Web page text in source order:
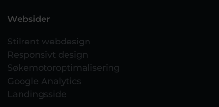
Websider
Stilrent webdesign
Responsivt design
Søkemotoroptimalisering
Google Analytics
Landingsside